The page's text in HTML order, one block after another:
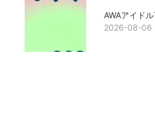
AWAアイド
2026-08-06